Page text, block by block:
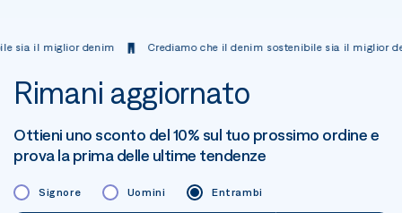
miglior denim Crediamo che il denim sostenibile sia il miglior denim
Rimani aggiornato
Ottieni uno sconto del 10% sul tuo prossimo ordine e
prova la prima delle ultime tendenze
Signore Uomini Entrambi